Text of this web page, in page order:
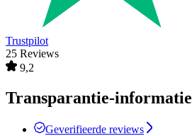
Trustpilot
25 Reviews
9,2
Transparantie-informatie
Geverifieerde reviews